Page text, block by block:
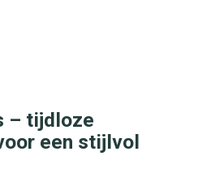
– tijdloze
een stijlvol